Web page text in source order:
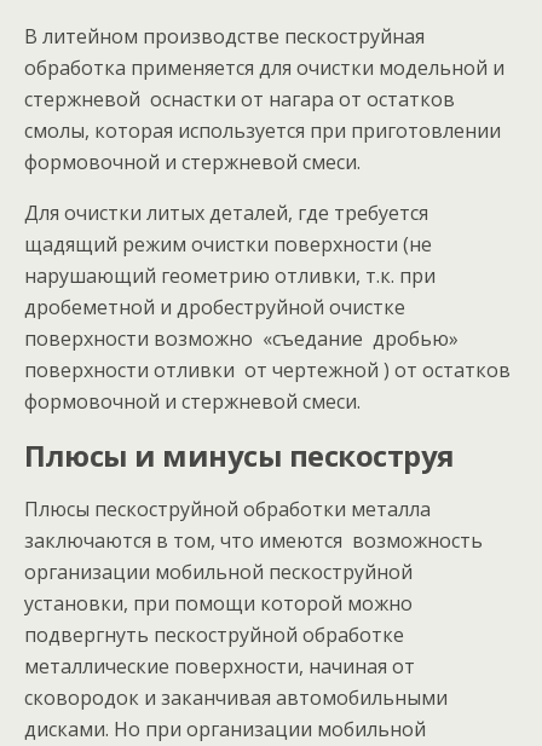
В литейном производстве пескоструйная
обработка применяется для очистки модельной и
стержневой оснастки от нагара от остатков
смолы, которая используется при приготовлении
формовочной и стержневой смеси.
Для очистки литых деталей, где требуется
щадящий режим очистки поверхности (не
нарушающий геометрию отливки, т.к. при
дробеметной и дробеструйной очистке
поверхности возможно «съедание дробью»
поверхности отливки от чертежной ) от остатков
формовочной и стержневой смеси.
Плюсы и минусы пескоструя
Плюсы пескоструйной обработки металла
заключаются в том, что имеются возможность
организации мобильной пескоструйной
установки, при помощи которой можно
подвергнуть пескоструйной обработке
металлические поверхности, начиная от
сковородок и заканчивая автомобильными
дисками. Но при организации мобильной